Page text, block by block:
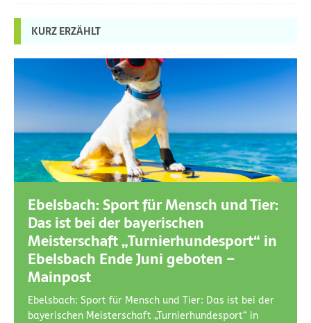
KURZ ERZÄHLT
Ebelsbach: Sport für Mensch und Tier:
Das ist bei der bayerischen
Meisterschaft „Turnierhundesport“ in
Ebelsbach Ende Juni geboten –
Mainpost
Ebelsbach: Sport für Mensch und Tier: Das ist bei der
bayerischen Meisterschaft „Turnierhundesport“ in